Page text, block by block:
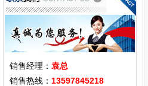
销售经理： 袁总
销售热线： 13597845218